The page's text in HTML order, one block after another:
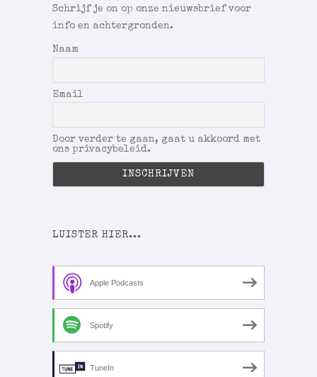
Schrijf je on op onze nieuwsbrief voor
info en achtergronden.
Naam
Email
Door verder te gaan, gaat u akkoord met
ons privacybeleid.
LUISTER HIER...
Apple Podcasts
Spotify
TuneIn